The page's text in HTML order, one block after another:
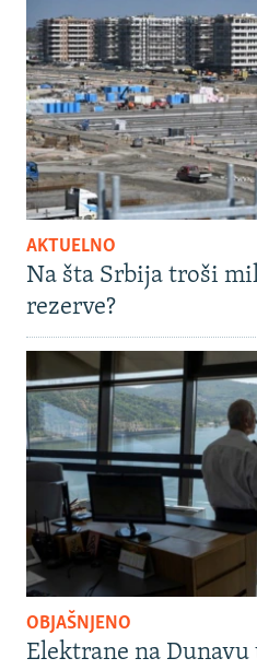
AKTUELNO
Na šta Srbija troši
rezerve?
OBJAŠNJENO
Elektrane na Dunavu